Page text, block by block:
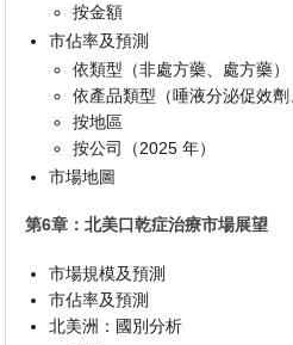
按金額
市佔率及預測
依類型（非處方藥、處方藥）
依產品類型（唾液分泌促效劑
按地區
按公司（2025 年）
市場地圖
第6章：北美口乾症治療市場展望
市場規模及預測
市佔率及預測
北美洲：國別分析